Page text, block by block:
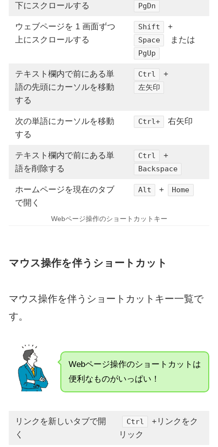
下にスクロールする
PgDn
ウェブページを 1 画面ずつ
上にスクロールする
Shift +
Space または
PgUp
テキスト欄内で前にある単
語の先頭にカーソルを移動
する
Ctrl +
左矢印
次の単語にカーソルを移動
する
Ctrl+ 右矢印
テキスト欄内で前にある単
語を削除する
Ctrl +
Backspace
ホームページを現在のタブ
で開く
Alt + Home
Webページ操作のショートカットキー
マウス操作を伴うショートカット
マウス操作を伴うショートカットキー一覧で
す。
Webページ操作のショートカットは
便利なものがいっぱい！
リンクを新しいタブで開
く
Ctrl
+リンクをク
リック